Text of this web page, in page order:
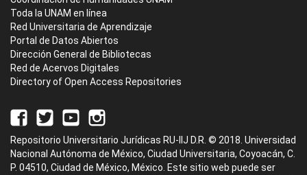
Toda la UNAM en línea
Red Universitaria de Aprendizaje
Portal de Datos Abiertos
Dirección General de Bibliotecas
Red de Acervos Digitales
Directory of Open Access Repositories
Repositorio Universitario Jurídicas RU-IIJ D.R. © 2018. Universidad
Nacional Autónoma de México, Ciudad Universitaria, Coyoacán, C.
P. 04510, Ciudad de México, México. Este sitio web puede ser